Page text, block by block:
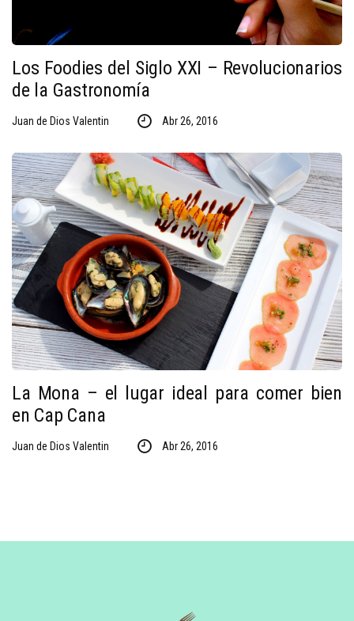
Los Foodies del Siglo XXI – Revolucionarios
de la Gastronomía
Juan de Dios Valentin Abr 26, 2016
La Mona – el lugar ideal para comer bien
en Cap Cana
Juan de Dios Valentin Abr 26, 2016